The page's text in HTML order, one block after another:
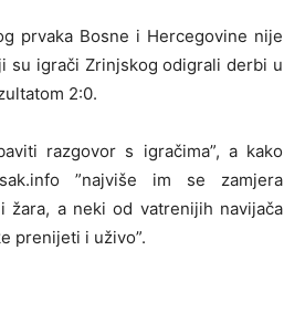
prvaka Bosne i Hercegovine nije
su igrači Zrinjskog odigrali derbi u
2:0.
razgovor s igračima”, a kako
”najviše im se zamjera
žara, a neki od vatrenijih navijača
prenijeti i uživo”.